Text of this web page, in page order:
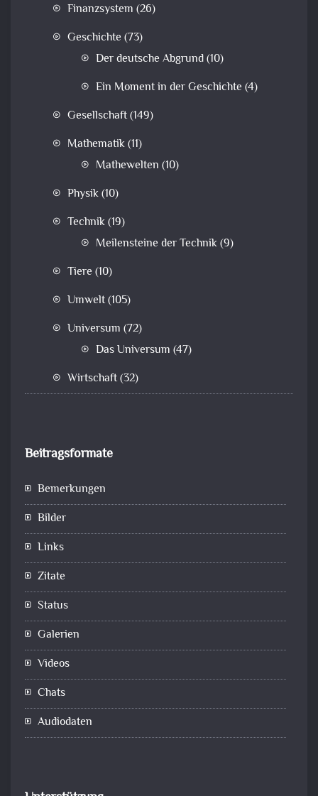
Finanzsystem (26)
Geschichte (73)
Der deutsche Abgrund(10)
Ein Moment in der Geschichte (4)
Gesellschaft(149)
Mathematik(11)
Mathewelten (10)
Physik(10)
Technik(19)
Meilensteine der Technik(9)
Tiere (10)
Umwelt(105)
Universum (72)
Das Universum (47)
Wirtschaft(32)
Beitragsformate
Bemerkungen
Bilder
Links
Zitate
Status
Galerien
Videos
Chats
Audiodaten